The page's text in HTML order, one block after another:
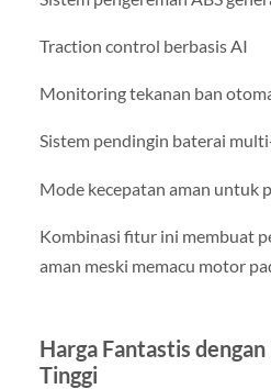
Traction control berbasis AI
Monitoring tekanan ban
Sistem pendingin baterai
Mode kecepatan aman untuk
Kombinasi fitur ini membuat
aman meski memacu motor
Harga Fantastis
Tinggi